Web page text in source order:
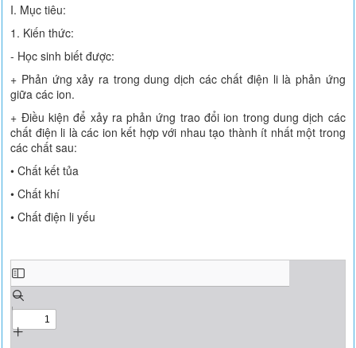
I. Mục tiêu:
1. Kiến thức:
- Học sinh biết được:
+ Phản ứng xảy ra trong dung dịch các chất điện li là phản ứng
giữa các ion.
+ Điều kiện để xảy ra phản ứng trao đổi ion trong dung dịch các
chất điện li là các ion kết hợp với nhau tạo thành ít nhất một trong
các chất sau:
• Chất kết tủa
• Chất khí
• Chất điện li yếu